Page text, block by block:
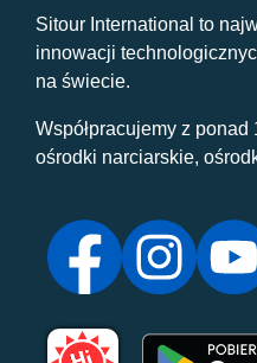
Sitour International to
innowacji
na świecie.
Współpracujemy z
ośrodki narciarskie,